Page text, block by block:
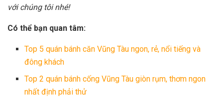
với chúng tôi nhé!
Có thể bạn quan tâm:
Top 5 quán bánh căn Vũng Tàu ngon, rẻ, nổi tiếng và
đông khách
Top 2 quán bánh cống Vũng Tàu giòn rụm, thơm ngon
nhất định phải thử